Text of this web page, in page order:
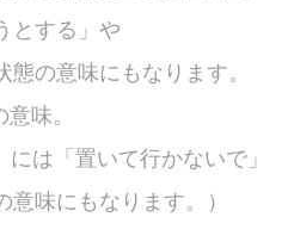
とする」や
態の意味にもなります。
味。
には「置いて行かないで」
味にもなります。）